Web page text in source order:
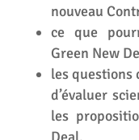
nouveau
ce que
Green New
les
d’évaluer
les